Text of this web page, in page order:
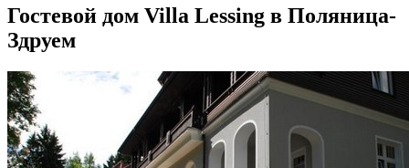
Гостевой дом Villa Lessing в Поляница-
Здруем